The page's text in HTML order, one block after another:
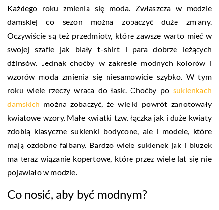
Każdego roku zmienia się moda. Zwłaszcza w modzie
damskiej co sezon można zobaczyć duże zmiany.
Oczywiście są też przedmioty, które zawsze warto mieć w
swojej szafie jak biały t-shirt i para dobrze leżących
dżinsów. Jednak choćby w zakresie modnych kolorów i
wzorów moda zmienia się niesamowicie szybko. W tym
roku wiele rzeczy wraca do łask. Choćby po sukienkach
damskich można zobaczyć, że wielki powrót zanotowały
kwiatowe wzory. Małe kwiatki tzw. łączka jak i duże kwiaty
zdobią klasyczne sukienki bodycone, ale i modele, które
mają ozdobne falbany. Bardzo wiele sukienek jak i bluzek
ma teraz wiązanie kopertowe, które przez wiele lat się nie
pojawiało w modzie.
Co nosić, aby być modnym?